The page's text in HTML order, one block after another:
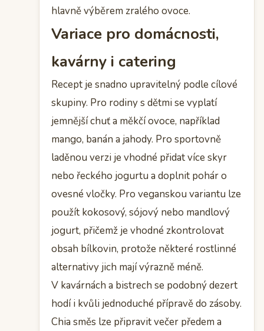
hlavně výběrem zralého ovoce.
Variace pro domácnosti,
kavárny i catering
Recept je snadno upravitelný podle cílové
skupiny. Pro rodiny s dětmi se vyplatí
jemnější chuť a měkčí ovoce, například
mango, banán a jahody. Pro sportovně
laděnou verzi je vhodné přidat více skyr
nebo řeckého jogurtu a doplnit pohár o
ovesné vločky. Pro veganskou variantu lze
použít kokosový, sójový nebo mandlový
jogurt, přičemž je vhodné zkontrolovat
obsah bílkovin, protože některé rostlinné
alternativy jich mají výrazně méně.
V kavárnách a bistrech se podobný dezert
hodí i kvůli jednoduché přípravě do zásoby.
Chia směs lze připravit večer předem a